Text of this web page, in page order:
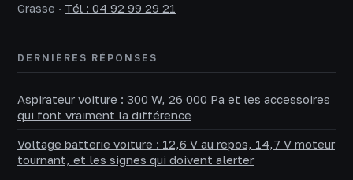
Grasse · Tél : 04 92 99 29 21
DERNIÈRES RÉPONSES
Aspirateur voiture : 300 W, 26 000 Pa et les accessoires
qui font vraiment la différence
Voltage batterie voiture : 12,6 V au repos, 14,7 V moteur
tournant, et les signes qui doivent alerter